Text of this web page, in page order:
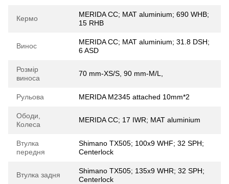
Кермо
MERIDA CC; MAT aluminium; 690 WHB;
15 RHB
Винос
MERIDA CC; MAT aluminium; 31.8 DSH;
6 ASD
Розмір
виноса
70 mm-XS/S, 90 mm-M/L,
Рульова MERIDA M2345 attached 10mm*2
Ободи,
Колеса
MERIDA CC; 17 IWR; MAT aluminium
Втулка
передня
Shimano TX505; 100x9 WHF; 32 SPH;
Centerlock
Втулка задня
Shimano TX505; 135x9 WHR; 32 SPH;
Centerlock